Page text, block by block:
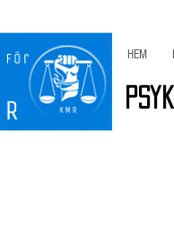
HEM
Psyk